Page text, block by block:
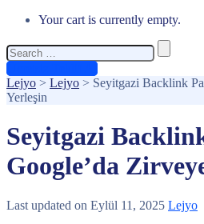
Your cart is currently empty.
Search
for:
Lejyo > Lejyo > Seyitgazi Backlink
Yerleşin
Seyitgazi
Google’da
Last updated on Eylül 11, 2025 Lejyo